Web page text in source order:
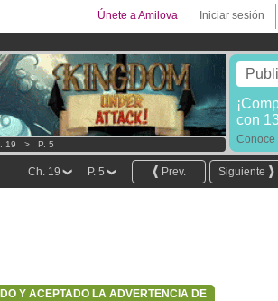
Iniciar sesión
Únete a Amilova
con
Conoce
19 > P. 5
Siguiente
Prev.
P. 5
Ch. 19
Y ACEPTADO LA ADVERTENCIA DE